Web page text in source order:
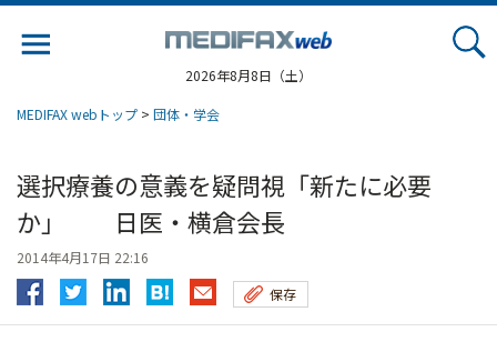
2026年8月8日（土）
MEDIFAX webトップ > 団体・学会
選択療養の意義を疑問視「新たに必要
か」 日医・横倉会長
2014年4月17日 22:16
保存